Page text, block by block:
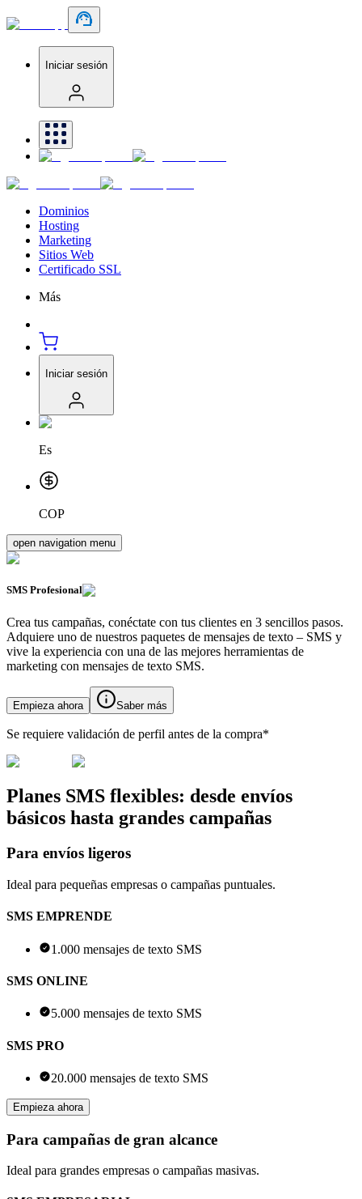
Iniciar sesión
Dominios
Hosting
Marketing
Sitios Web
Certificado SSL
Más
Iniciar sesión
Es
COP
open navigation menu
SMS Profesional
Crea tus campañas, conéctate con tus clientes en 3 sencillos pasos.
Adquiere uno de nuestros paquetes de mensajes de texto – SMS y
vive la experiencia con una de las mejores herramientas de
marketing con mensajes de texto SMS.
Empieza ahora Saber más
Se requiere validación de perfil antes de la compra*
Planes SMS flexibles: desde envíos
básicos hasta grandes campañas
Para envíos ligeros
Ideal para pequeñas empresas o campañas puntuales.
SMS EMPRENDE
1.000 mensajes de texto SMS
SMS ONLINE
5.000 mensajes de texto SMS
SMS PRO
20.000 mensajes de texto SMS
Empieza ahora
Para campañas de gran alcance
Ideal para grandes empresas o campañas masivas.